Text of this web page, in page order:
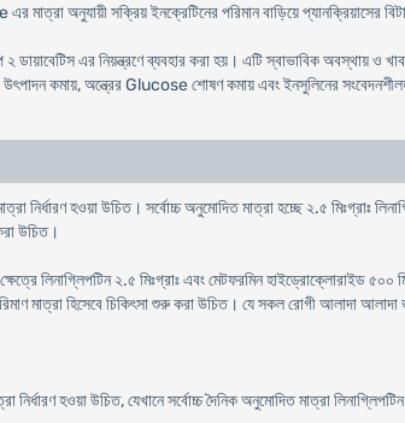
মাত্রা অনুযায়ী সক্রিয় ইনক্রেটিনের পরিমান বাড়িয়ে
ডায়াবেটিস এর নিয়ন্ত্রণে ব্যবহার করা হয়। এটি স্বাভাবিক অবস্থায়
কমায়, অন্ত্রের Glucose শোষণ কমায় এবং ইনসুলিনের
নির্ধারণ হওয়া উচিত। সর্বোচ্চ অনুমোদিত মাত্রা হচ্ছে ২.৫ মিঃগ্রাঃ
উচিত।
লিনাগ্লিপটিন ২.৫ মিঃগ্রাঃ এবং মেটফরমিন হাইড্রোক্লোরাইড
মাত্রা হিসেবে চিকিৎসা শুরু করা উচিত। যে সকল রোগী আলাদা
নির্ধারণ হওয়া উচিত, যেখানে সর্বোচ্চ দৈনিক অনুমোদিত মাত্রা